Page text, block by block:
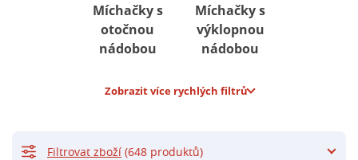
Míchačky s
otočnou
nádobou
Míchačky s
výklopnou
nádobou
Zobrazit více rychlých filtrů
Filtrovat zboží (648 produktů)